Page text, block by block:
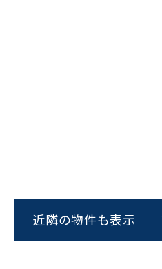
近隣の物件も表示